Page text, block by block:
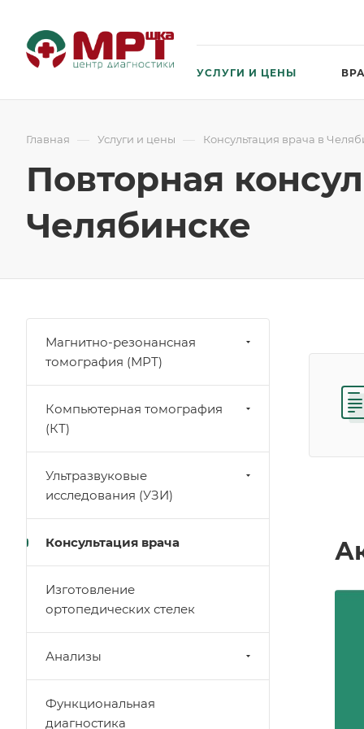
УСЛУГИ И ЦЕНЫ
Главная — Услуги и цены — Консультация врача в
Повторная
Челябинске
Магнитно-резонансная
томография (МРТ)
Компьютерная томография
(КТ)
Ультразвуковые
исследования (УЗИ)
Консультация врача
Изготовление
ортопедических стелек
Анализы
Функциональная
диагностика